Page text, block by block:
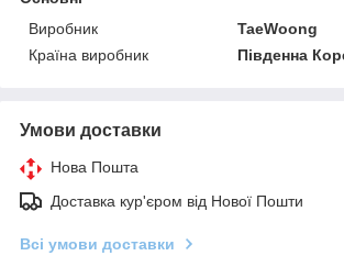
Виробник
TaeWoong
Країна виробник
Південна
Умови доставки
Нова Пошта
Доставка кур'єром від Нової Пошти
Всі умови доставки